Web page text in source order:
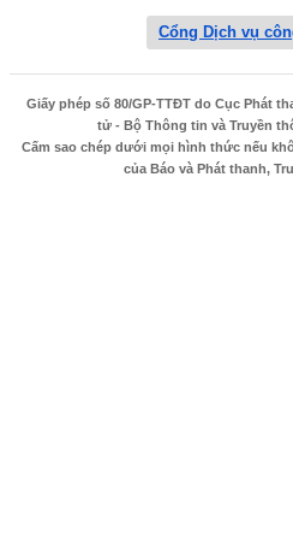
Cổng Dịch vụ
Giấy phép số 80/GP-TTĐT do Cục Phát
tử - Bộ Thông tin và Truyền
Cấm sao chép dưới mọi hình thức nếu
của Báo và Phát thanh,